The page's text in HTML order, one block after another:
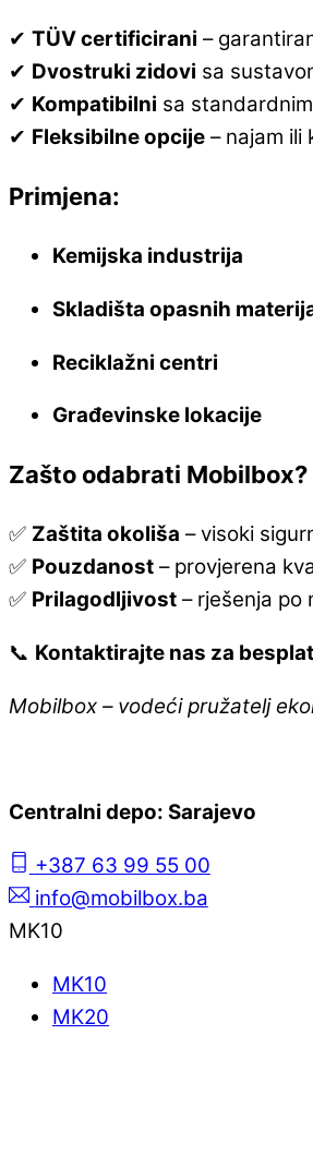
✔ TÜV certificirani –
✔ Dvostruki zidovi sa
✔ Kompatibilni sa
✔ Fleksibilne opcije – najam ili
Primjena:
Kemijska industrija
Skladišta opasnih
Reciklažni centri
Građevinske lokacije
Zašto odabrati Mobilbox?
✅ Zaštita okoliša – visoki
✅ Pouzdanost – provjerena
✅ Prilagodljivost – rješenja po
📞 Kontaktirajte nas za
Mobilbox – vodeći pružatelj
Centralni depo: Sarajevo
+387 63 99 55 00
info@mobilbox.ba
MK10
MK10
MK20